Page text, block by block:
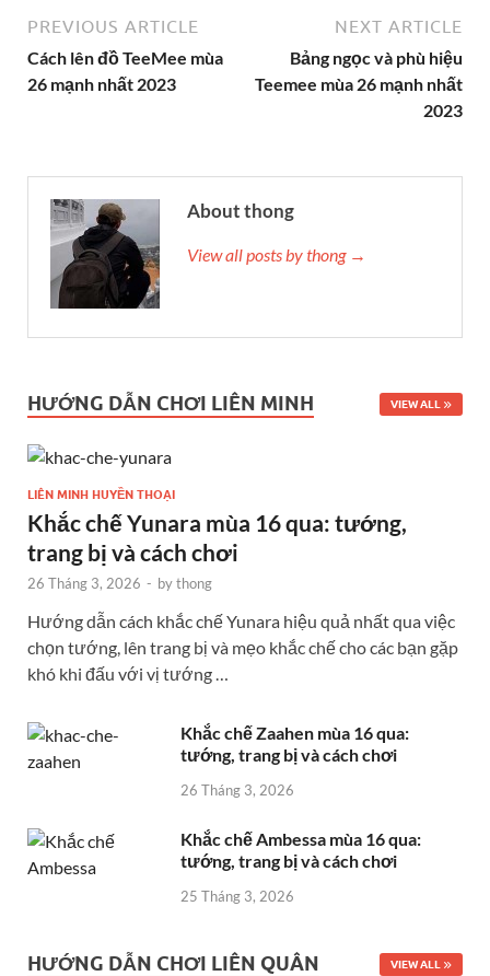
PREVIOUS ARTICLE
Cách lên đồ TeeMee mùa
26 mạnh nhất 2023
NEXT ARTICLE
Bảng ngọc và phù hiệu
Teemee mùa 26 mạnh nhất
2023
About thong
View all posts by thong →
HƯỚNG DẪN CHƠI LIÊN MINH VIEW ALL
LIÊN MINH HUYỀN THOẠI
Khắc chế Yunara mùa 16 qua: tướng,
trang bị và cách chơi
26 Tháng 3, 2026 - bythong
Hướng dẫn cách khắc chế Yunara hiệu quả nhất qua việc
chọn tướng, lên trang bị và mẹo khắc chế cho các bạn gặp
khó khi đấu với vị tướng …
Khắc chế Zaahen mùa 16 qua:
tướng, trang bị và cách chơi
26 Tháng 3, 2026
Khắc chế Ambessa mùa 16 qua:
tướng, trang bị và cách chơi
25 Tháng 3, 2026
HƯỚNG DẪN CHƠI LIÊN QUÂN VIEW ALL